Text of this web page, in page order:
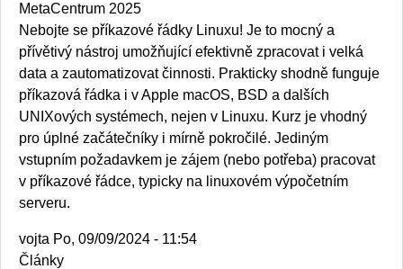
MetaCentrum 2025
Nebojte se příkazové řádky Linuxu! Je to mocný a
přívětivý nástroj umožňující efektivně zpracovat i velká
data a zautomatizovat činnosti. Prakticky shodně funguje
příkazová řádka i v Apple macOS, BSD a dalších
UNIXových systémech, nejen v Linuxu. Kurz je vhodný
pro úplné začátečníky i mírně pokročilé. Jediným
vstupním požadavkem je zájem (nebo potřeba) pracovat
v příkazové řádce, typicky na linuxovém výpočetním
serveru.
vojta Po, 09/09/2024 - 11:54
Články